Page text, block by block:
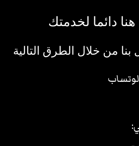
دائما لخدمتك
بنا من خلال الطرق التالية